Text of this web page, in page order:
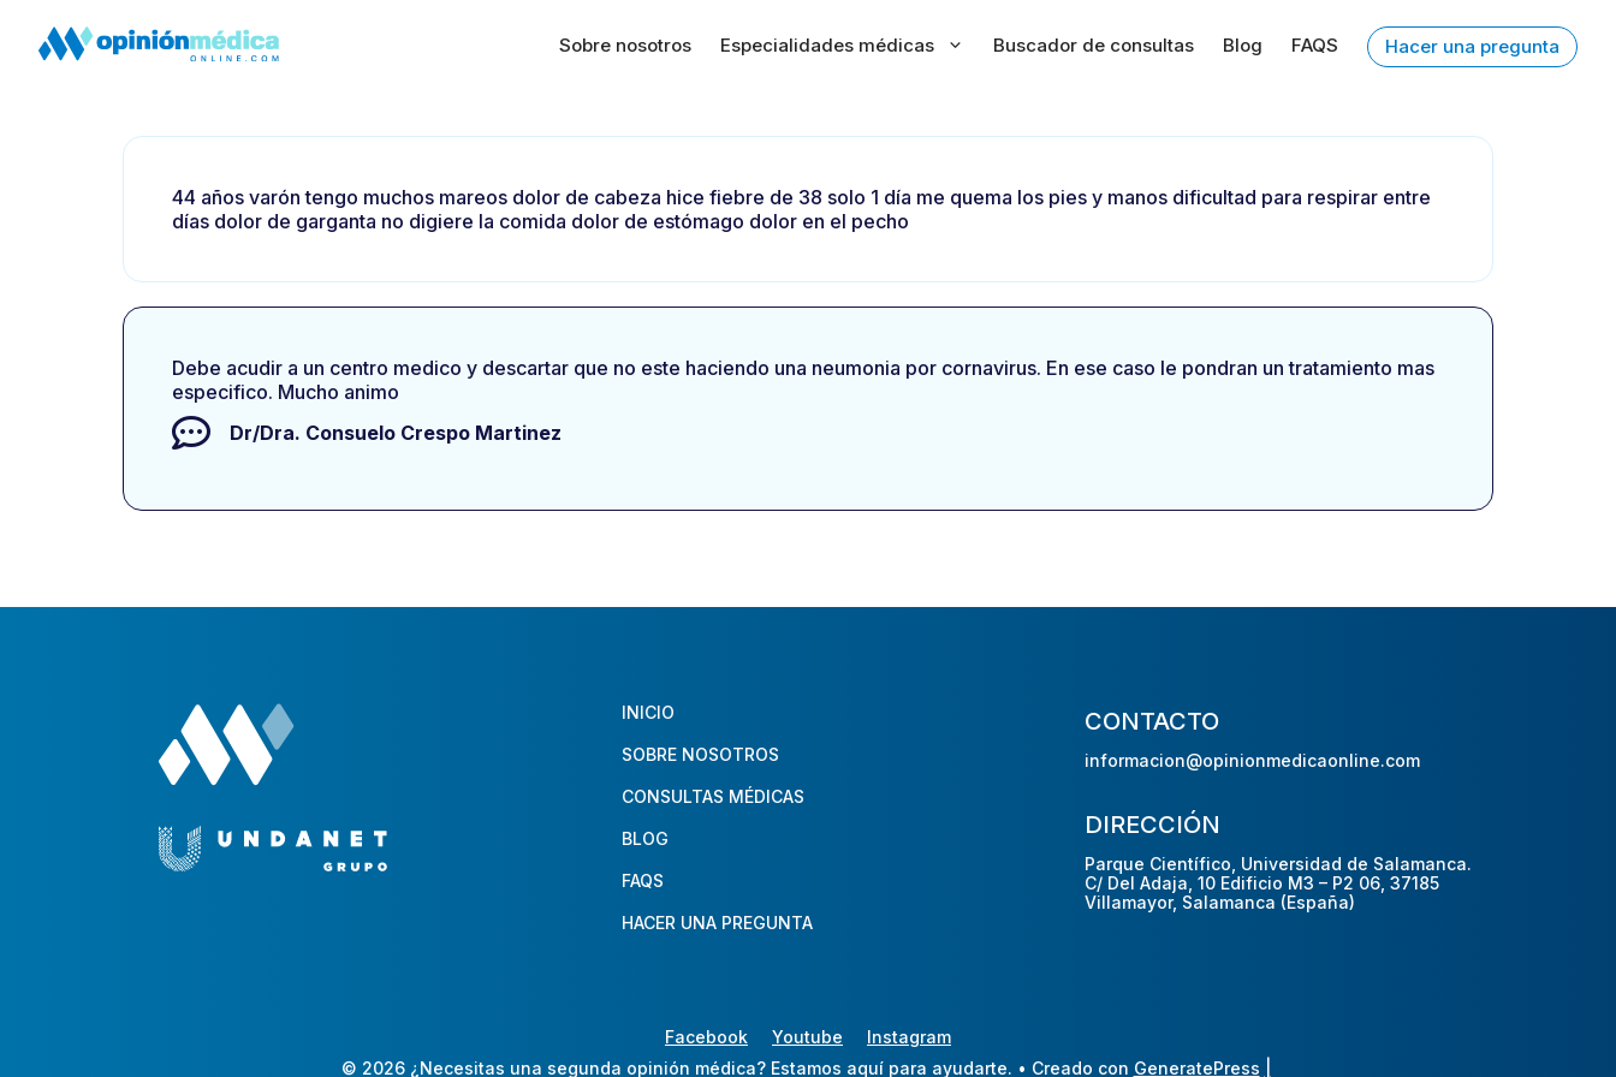
Sobre nosotros Especialidades médicas Buscador de consultas Blog FAQS Hacer una pregunta
44 años varón tengo muchos mareos dolor de cabeza hice fiebre de 38 solo 1 día me quema los pies y manos dificultad para respirar entre
días dolor de garganta no digiere la comida dolor de estómago dolor en el pecho
Debe acudir a un centro medico y descartar que no este haciendo una neumonia por cornavirus. En ese caso le pondran un tratamiento mas
especifico. Mucho animo
Dr/Dra. Consuelo Crespo Martinez
INICIO
SOBRE NOSOTROS
CONSULTAS MÉDICAS
BLOG
FAQS
HACER UNA PREGUNTA
CONTACTO
informacion@opinionmedicaonline.com
DIRECCIÓN
Parque Científico, Universidad de Salamanca.
C/ Del Adaja, 10 Edificio M3 – P2 06, 37185
Villamayor, Salamanca (España)
Facebook Youtube
Instagram
© 2026 ¿Necesitas una segunda opinión médica? Estamos aquí para ayudarte. • Creado con GeneratePress